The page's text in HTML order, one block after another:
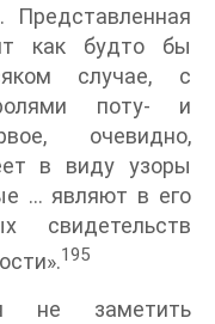
Представленная
как будто бы
случае, с
поту- и
очевидно,
в виду узоры
… являют в его
свидетельств
195
не заметить